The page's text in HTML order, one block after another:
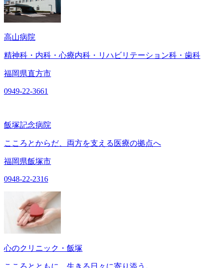
高山病院
精神科・内科・心療内科・リハビリテーション科・歯科
福岡県直方市
0949-22-3661
飯塚記念病院
こころとからだ、両方を支える医療の拠点へ
福岡県飯塚市
0948-22-2316
心のクリニック・飯塚